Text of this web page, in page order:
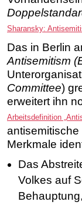
Sharansky:
Das in Berlin
Antisemitism
Committee)
erweitert ihn
Arbeitsdefinition
Merkmale
Das
Volkes auf